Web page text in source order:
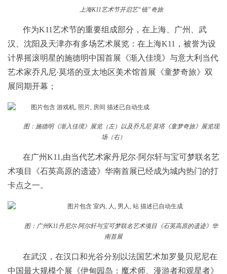
上海K11艺术节开启艺“镜”奇旅
作为K11艺术节的重要组成部分，在上海、广州、武
汉、沈阳及天津亦有多场艺术展览：在上海K11，被誉为设
计界摇滚明星的施德明中国首展《渐入佳境》与意大利当代
艺术家乔凡尼·莫塔的亚太地区美术馆首展《童梦奇旅》双
展同期开幕；
图：施德明《渐入佳境》展览（左）以及乔凡尼·莫塔《童梦奇旅》展览现
场（右）
在广州K11,由当代艺术家丹尼尔·阿尔轩与宝可梦联名艺
术项目《石英高原的遗迹》华南首展已经成为城内热门的打
卡点之一。
图：广州K11丹尼尔·阿尔轩与宝可梦联名艺术项目《石英高原的遗迹》华
南首展
在武汉，在汉口和光谷分别以法国艺术加罗曼贝尼尼在
中国最大规模个展《伊甸园岛：魔术师、漫游者和观星者》